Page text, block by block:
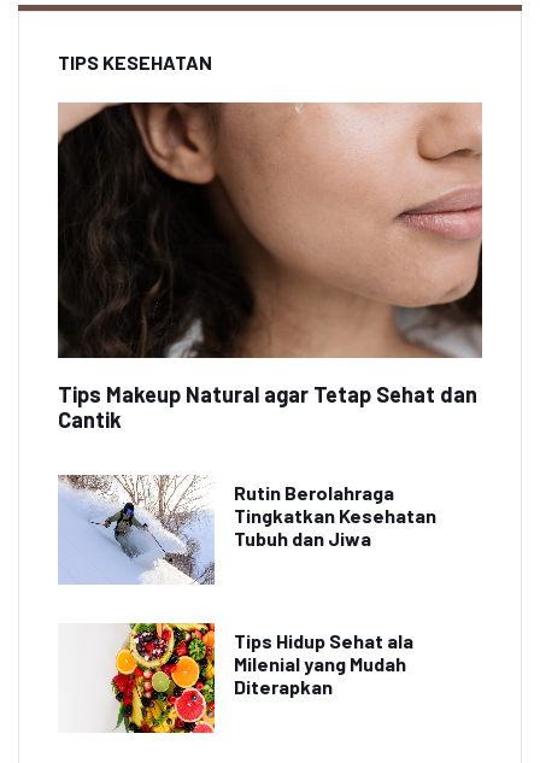
TIPS KESEHATAN
Tips Makeup Natural agar Tetap Sehat dan
Cantik
Rutin Berolahraga
Tingkatkan Kesehatan
Tubuh dan Jiwa
Tips Hidup Sehat ala
Milenial yang Mudah
Diterapkan